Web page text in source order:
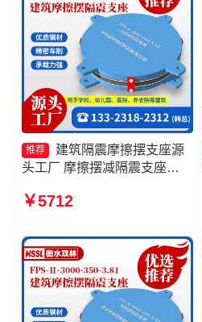
推荐
建筑隔震摩擦摆支座源
头工厂 摩擦摆减隔震支座
擦摆支座源头工厂 建筑摩擦摆
￥5712